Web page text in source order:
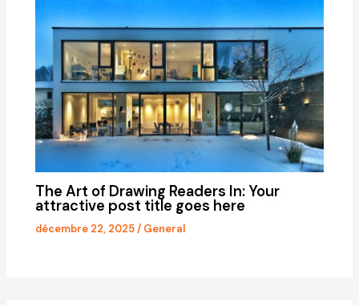
The Art of Drawing Readers In: Your
attractive post title goes here
décembre 22, 2025/ General